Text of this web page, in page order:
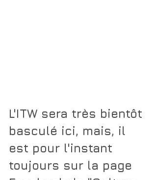
L'ITW sera très bientôt
basculé ici, mais, il
est pour l'instant
toujours sur la page